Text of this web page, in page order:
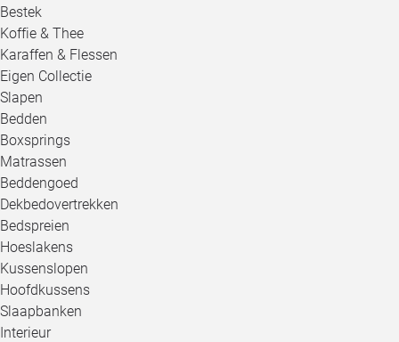
Bestek
Koffie & Thee
Karaffen & Flessen
Eigen Collectie
Slapen
Bedden
Boxsprings
Matrassen
Beddengoed
Dekbedovertrekken
Bedspreien
Hoeslakens
Kussenslopen
Hoofdkussens
Slaapbanken
Interieur